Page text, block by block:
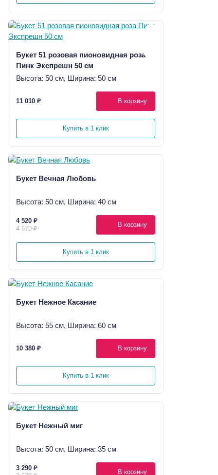
Букет 51 розовая пионовидная роза
Пинк Экспрешн 50 см
Высота: 50 см, Ширина: 50 см
11 010 ₽ В корзину
Купить в 1 клик
Букет Вечная Любовь
Высота: 50 см, Ширина: 40 см
4 520 ₽
4 670 ₽
В корзину
Купить в 1 клик
Букет Нежное Касание
Высота: 55 см, Ширина: 60 см
10 380 ₽ В корзину
Купить в 1 клик
Букет Нежный миг
Высота: 50 см, Ширина: 35 см
3 290 ₽
В корзину